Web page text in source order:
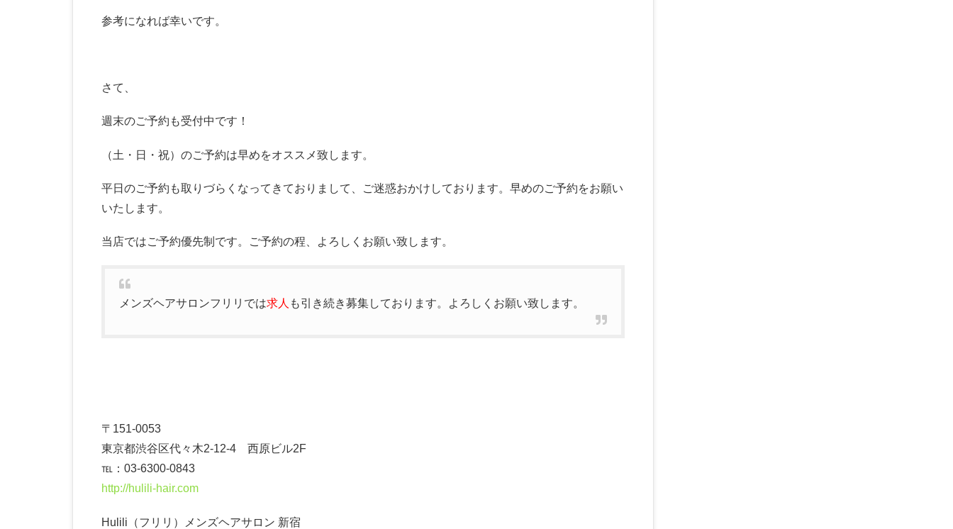
参考になれば幸いです。
さて、
週末のご予約も受付中です！
（土・日・祝）のご予約は早めをオススメ致します。
平日のご予約も取りづらくなってきておりまして、ご迷惑おかけしております。早めのご予約をお願い
いたします。
当店ではご予約優先制です。ご予約の程、よろしくお願い致します。
メンズヘアサロンフリリでは求人 も引き続き募集しております。よろしくお願い致します。
〒151-0053
東京都渋谷区代々木2-12-4 西原ビル2F
℡：03-6300-0843
http://hulili-hair.com
Hulili（フリリ）メンズヘアサロン 新宿